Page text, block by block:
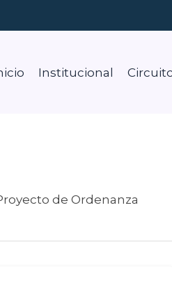
Institucional
de Ordenanza